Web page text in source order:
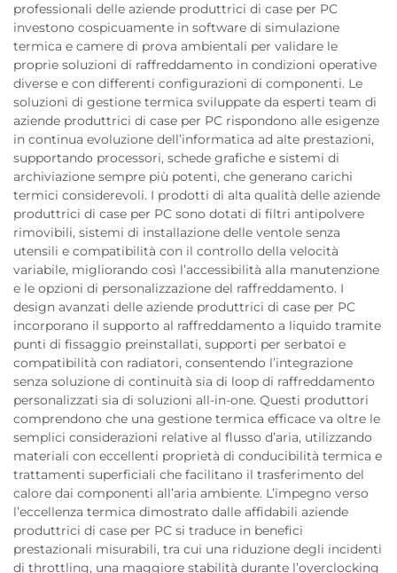
professionali delle aziende produttrici di case per PC
investono cospicuamente in software di simulazione
termica e camere di prova ambientali per validare le
proprie soluzioni di raffreddamento in condizioni operative
diverse e con differenti configurazioni di componenti. Le
soluzioni di gestione termica sviluppate da esperti team di
aziende produttrici di case per PC rispondono alle esigenze
in continua evoluzione dell’informatica ad alte prestazioni,
supportando processori, schede grafiche e sistemi di
archiviazione sempre più potenti, che generano carichi
termici considerevoli. I prodotti di alta qualità delle aziende
produttrici di case per PC sono dotati di filtri antipolvere
rimovibili, sistemi di installazione delle ventole senza
utensili e compatibilità con il controllo della velocità
variabile, migliorando così l’accessibilità alla manutenzione
e le opzioni di personalizzazione del raffreddamento. I
design avanzati delle aziende produttrici di case per PC
incorporano il supporto al raffreddamento a liquido tramite
punti di fissaggio preinstallati, supporti per serbatoi e
compatibilità con radiatori, consentendo l’integrazione
senza soluzione di continuità sia di loop di raffreddamento
personalizzati sia di soluzioni all-in-one. Questi produttori
comprendono che una gestione termica efficace va oltre le
semplici considerazioni relative al flusso d’aria, utilizzando
materiali con eccellenti proprietà di conducibilità termica e
trattamenti superficiali che facilitano il trasferimento del
calore dai componenti all’aria ambiente. L’impegno verso
l’eccellenza termica dimostrato dalle affidabili aziende
produttrici di case per PC si traduce in benefici
prestazionali misurabili, tra cui una riduzione degli incidenti
di throttling, una maggiore stabilità durante l’overclocking